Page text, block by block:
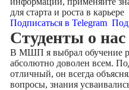
для старта и роста в карьере
Подписаться в Telegram
Cтуденты о нас
В МШП я выбрал обучение
абсолютно доволен всем.
отличный, он всегда
вопросы, знания